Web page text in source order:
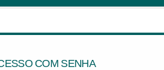
COM SENHA